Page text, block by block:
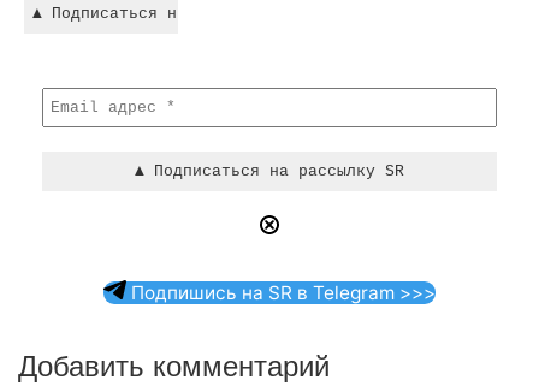
Подпишись на SR в Telegram >>>
Добавить комментарий